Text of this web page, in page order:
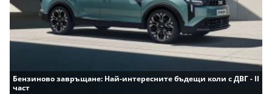
Бензиново завръщане: Най-интересните бъдещи коли с ДВГ - II
част